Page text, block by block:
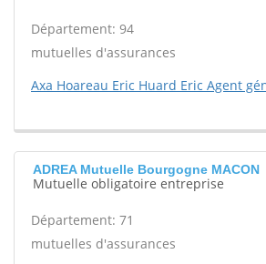
Département: 94
mutuelles d'assurances
Axa Hoareau Eric Huard Eric Agent
ADREA Mutuelle Bourgogne MACON
Mutuelle obligatoire entreprise
Département: 71
mutuelles d'assurances